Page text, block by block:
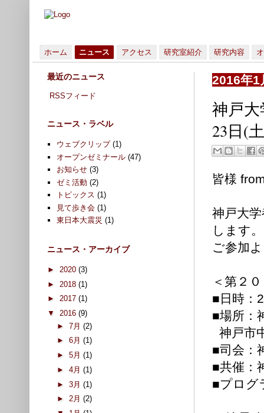
ホーム ニュース アクセス 研究室紹介 研究内容
2016年1
神戸
23日(
皆様
神戸大
します。
ご参加
＜第２
■日時：
■場所：
神戸市
■司会：
■共催：
■プログ
最近のニュース
RSSフィード
ニュース・ラベル
ウェブクリップ (1)
オープンゼミナール (47)
お知らせ (3)
ゼミ活動 (2)
トピックス (1)
見て歩き会 (1)
東日本大震災 (1)
ニュース・アーカイブ
► 2020 (3)
► 2018 (1)
► 2017 (1)
▼ 2016 (9)
► 7月 (2)
► 6月 (1)
► 5月 (1)
► 4月 (1)
► 3月 (1)
► 2月 (2)